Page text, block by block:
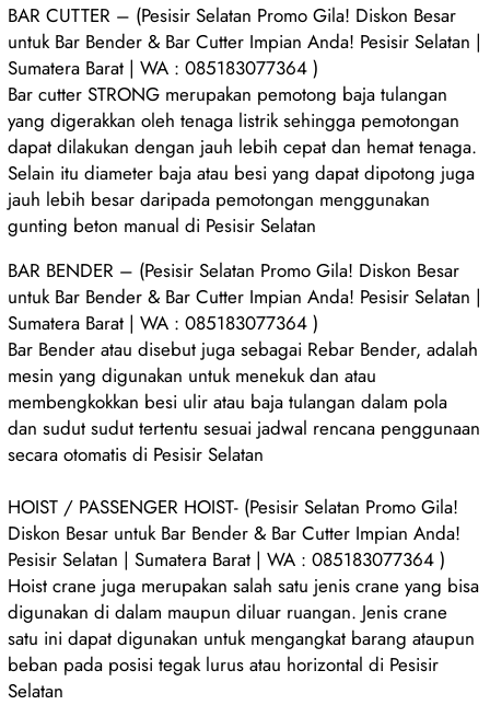
BAR CUTTER – (Pesisir Selatan Promo Gila! Diskon Besar
untuk Bar Bender & Bar Cutter Impian Anda! Pesisir Selatan |
Sumatera Barat | WA : 085183077364 )
Bar cutter STRONG merupakan pemotong baja tulangan
yang digerakkan oleh tenaga listrik sehingga pemotongan
dapat dilakukan dengan jauh lebih cepat dan hemat tenaga.
Selain itu diameter baja atau besi yang dapat dipotong juga
jauh lebih besar daripada pemotongan menggunakan
gunting beton manual di Pesisir Selatan
BAR BENDER – (Pesisir Selatan Promo Gila! Diskon Besar
untuk Bar Bender & Bar Cutter Impian Anda! Pesisir Selatan |
Sumatera Barat | WA : 085183077364 )
Bar Bender atau disebut juga sebagai Rebar Bender, adalah
mesin yang digunakan untuk menekuk dan atau
membengkokkan besi ulir atau baja tulangan dalam pola
dan sudut sudut tertentu sesuai jadwal rencana penggunaan
secara otomatis di Pesisir Selatan
HOIST / PASSENGER HOIST- (Pesisir Selatan Promo Gila!
Diskon Besar untuk Bar Bender & Bar Cutter Impian Anda!
Pesisir Selatan | Sumatera Barat | WA : 085183077364 )
Hoist crane juga merupakan salah satu jenis crane yang bisa
digunakan di dalam maupun diluar ruangan. Jenis crane
satu ini dapat digunakan untuk mengangkat barang ataupun
beban pada posisi tegak lurus atau horizontal di Pesisir
Selatan